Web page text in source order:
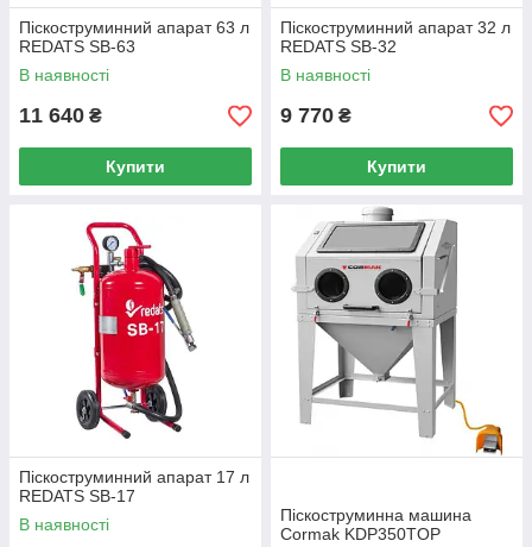
Піскоструминний апарат 63 л
REDATS SB-63
В наявності
11 640 ₴
Купити
Піскоструминний апарат 32 л
REDATS SB-32
В наявності
9 770 ₴
Купити
Піскоструминний апарат 17 л
REDATS SB-17
В наявності
Піскоструминна машина
Cormak KDP350TOP